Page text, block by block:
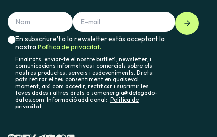
En subscriure't a la newsletter estàs acceptant la
nostraPolítica de privacitat.
Finalitats: enviar-te el nostre butlletí, newsletter, i
comunicacions informatives i comercials sobre els
nostres productes, serveis i esdeveniments. Drets:
pots retirar el teu consentiment en qualsevol
moment, així com accedir, rectificar i suprimir les
teves dades i altres drets a somenergia@delegado-
datos.com. Informació addicional: Política de
privacitat.